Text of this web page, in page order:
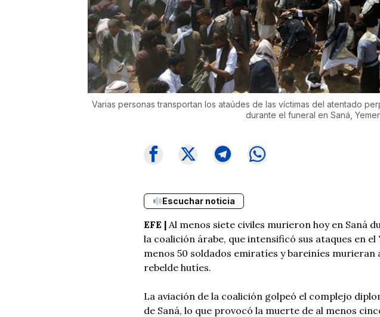
Varias personas transportan los ataúdes de las víctimas del atentado
durante el funeral en Saná,
Escuchar noticia
EFE | Al menos siete civiles murieron hoy en Saná
la coalición árabe, que intensificó sus ataques en el
menos 50 soldados emiratíes y bareiníes murieran
rebelde hutíes.
La aviación de la coalición golpeó el complejo
de Saná, lo que provocó la muerte de al menos